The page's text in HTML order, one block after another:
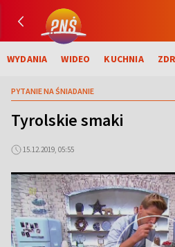
WYDANIA WIDEO KUCHNIA
PYTANIE NA ŚNIADANIE
Tyrolskie smaki
15.12.2019, 05:55